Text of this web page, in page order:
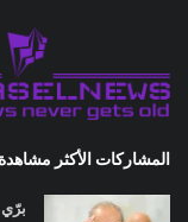
المشاركات الأكثر مشاهدة